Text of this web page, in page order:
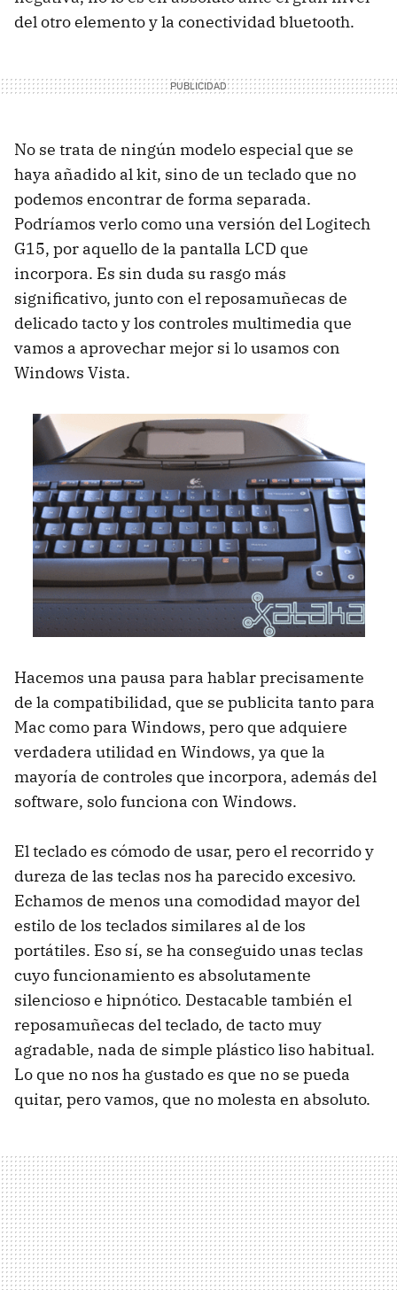
del otro elemento y la conectividad bluetooth.
No se trata de ningún modelo especial que se
haya añadido al kit, sino de un teclado que no
podemos encontrar de forma separada.
Podríamos verlo como una versión del Logitech
G15, por aquello de la pantalla LCD que
incorpora. Es sin duda su rasgo más
significativo, junto con el reposamuñecas de
delicado tacto y los controles multimedia que
vamos a aprovechar mejor si lo usamos con
Windows Vista.
Hacemos una pausa para hablar precisamente
de la compatibilidad, que se publicita tanto para
Mac como para Windows, pero que adquiere
verdadera utilidad en Windows, ya que la
mayoría de controles que incorpora, además del
software, solo funciona con Windows.
El teclado es cómodo de usar, pero el recorrido y
dureza de las teclas nos ha parecido excesivo.
Echamos de menos una comodidad mayor del
estilo de los teclados similares al de los
portátiles. Eso sí, se ha conseguido unas teclas
cuyo funcionamiento es absolutamente
silencioso e hipnótico. Destacable también el
reposamuñecas del teclado, de tacto muy
agradable, nada de simple plástico liso habitual.
Lo que no nos ha gustado es que no se pueda
quitar, pero vamos, que no molesta en absoluto.